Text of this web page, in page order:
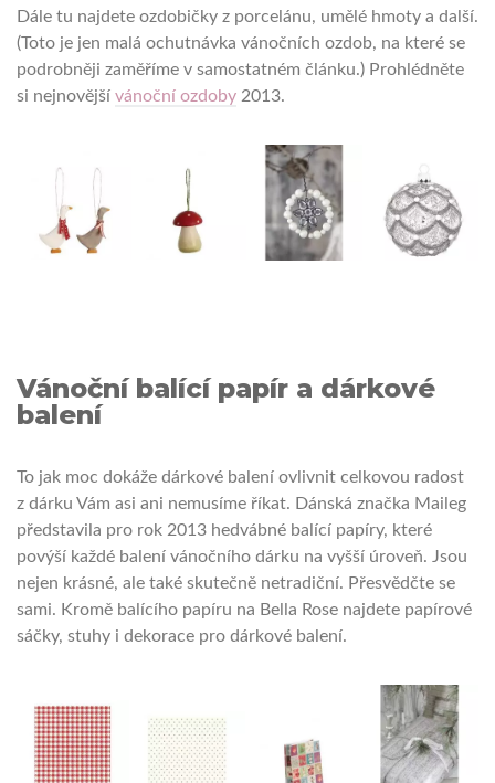
Dále tu najdete ozdobičky z porcelánu, umělé hmoty a další.
(Toto je jen malá ochutnávka vánočních ozdob, na které se
podrobněji zaměříme v samostatném článku.) Prohlédněte
si nejnovější vánoční ozdoby 2013.
Vánoční balící papír a dárkové
balení
To jak moc dokáže dárkové balení ovlivnit celkovou radost
z dárku Vám asi ani nemusíme říkat. Dánská značka Maileg
představila pro rok 2013 hedvábné balící papíry, které
povýší každé balení vánočního dárku na vyšší úroveň. Jsou
nejen krásné, ale také skutečně netradiční. Přesvědčte se
sami. Kromě balícího papíru na Bella Rose najdete papírové
sáčky, stuhy i dekorace pro dárkové balení.